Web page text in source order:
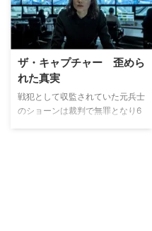
ザ・キャプチャー 歪めら
れた真実
戦犯として収監されていた元兵士
のショーンは裁判で無罪となり6